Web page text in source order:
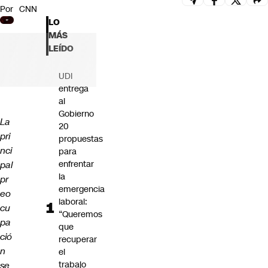
Futuro 360
Opinión
Por CNN
La
pri
nci
pal
pr
eo
cu
pa
ció
n
se
LO
MÁS
LEÍDO
UDI
entrega
al
Gobierno
20
propuestas
para
enfrentar
la
emergencia
laboral:
“Queremos
que
recuperar
el
trabajo